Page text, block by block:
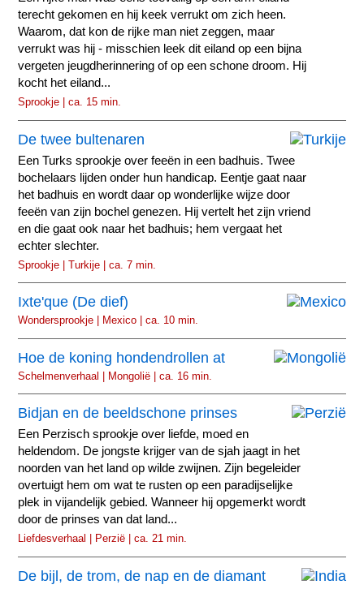
terecht gekomen en hij keek verrukt om zich heen.
Waarom, dat kon de rijke man niet zeggen, maar
verrukt was hij - misschien leek dit eiland op een bijna
vergeten jeugdherinnering of op een schone droom. Hij
kocht het eiland...
Sprookje | ca. 15 min.
De twee bultenaren
Een Turks sprookje over feeën in een badhuis. Twee
bochelaars lijden onder hun handicap. Eentje gaat naar
het badhuis en wordt daar op wonderlijke wijze door
feeën van zijn bochel genezen. Hij vertelt het zijn vriend
en die gaat ook naar het badhuis; hem vergaat het
echter slechter.
Sprookje | Turkije | ca. 7 min.
Ixte'que (De dief)
Wondersprookje | Mexico | ca. 10 min.
Hoe de koning hondendrollen at
Schelmenverhaal | Mongolië | ca. 16 min.
Bidjan en de beeldschone prinses
Een Perzisch sprookje over liefde, moed en
heldendom. De jongste krijger van de sjah jaagt in het
noorden van het land op wilde zwijnen. Zijn begeleider
overtuigt hem om wat te rusten op een paradijselijke
plek in vijandelijk gebied. Wanneer hij opgemerkt wordt
door de prinses van dat land...
Liefdesverhaal | Perzië | ca. 21 min.
De bijl, de trom, de nap en de diamant